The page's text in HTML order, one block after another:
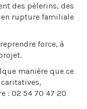
des pèlerins, des
en rupture familiale
force, à
manière que ce
: 02 54 70 47 20